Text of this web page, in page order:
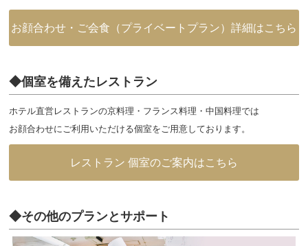
お顔合わせ・ご会食（プライベートプラン）詳細はこちら
◆個室を備えたレストラン
ホテル直営レストランの京料理・フランス料理・中国料理では
お顔合わせにご利用いただける個室をご用意しております。
レストラン 個室のご案内はこちら
◆その他のプランとサポート